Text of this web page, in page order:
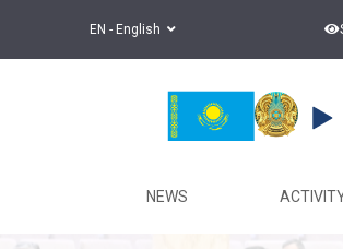
EN - English
NEWS